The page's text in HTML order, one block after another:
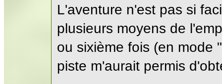
L'aventure n'est pas si
plusieurs moyens de
ou sixième fois (en mode
piste m'aurait permis